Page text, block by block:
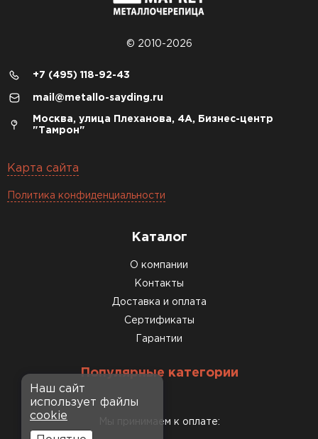
© 2010-2026
+7 (495) 118-92-43
mail@metallo-sayding.ru
Москва, улица Плеханова, 4А, Бизнес-центр
"Тамрон"
Карта сайта
Политика конфиденциальности
Каталог
О компании
Контакты
Доставка и оплата
Сертификаты
Гарантии
Популярные категории
Мы принимаем к оплате:
Наш сайт
использует файлы
cookie